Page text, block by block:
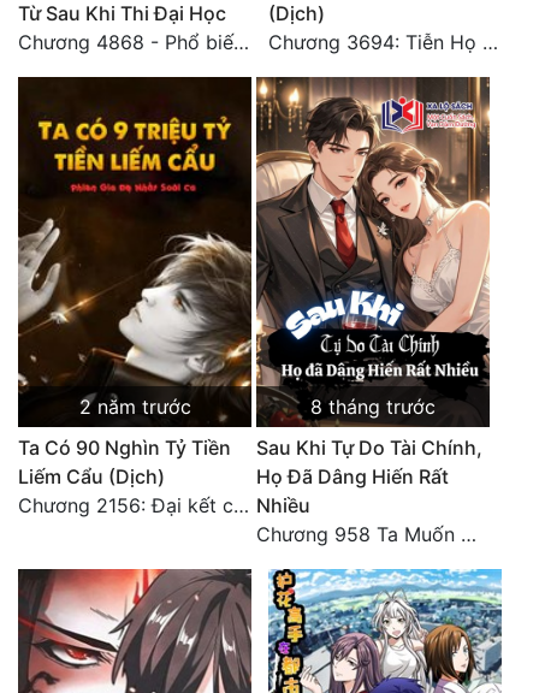
Từ Sau Khi Thi Đại Học
Chương 4868 - Phổ biến Hạ Quốc tệ!
(Dịch)
Chương 3694: Tiễn Họ Đoạn Đường Cuối - Hoàn
2 năm trước
Ta Có 90 Nghìn Tỷ Tiền
Liếm Cẩu (Dịch)
Chương 2156: Đại kết cục!!!
8 tháng trước
Sau Khi Tự Do Tài Chính,
Họ Đã Dâng Hiến Rất
Nhiều
Chương 958 Ta Muốn Cùng Các Cô Vĩnh Viễn Ở Bên Nhau (2) Hết